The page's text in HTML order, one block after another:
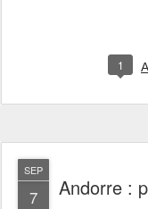
1
SEP
7 Andorre :